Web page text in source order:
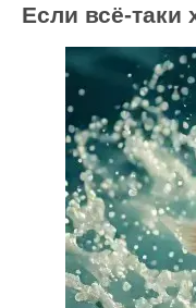
Если всё-таки